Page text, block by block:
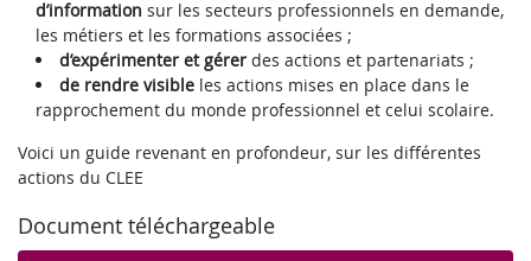
d’information sur les secteurs professionnels en demande,
les métiers et les formations associées ;
d’expérimenter et gérer des actions et partenariats ;
de rendre visible les actions mises en place dans le
rapprochement du monde professionnel et celui scolaire.
Voici un guide revenant en profondeur, sur les différentes
actions du CLEE
Document téléchargeable